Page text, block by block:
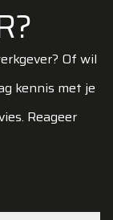
Of wil
kennis met je
Reageer